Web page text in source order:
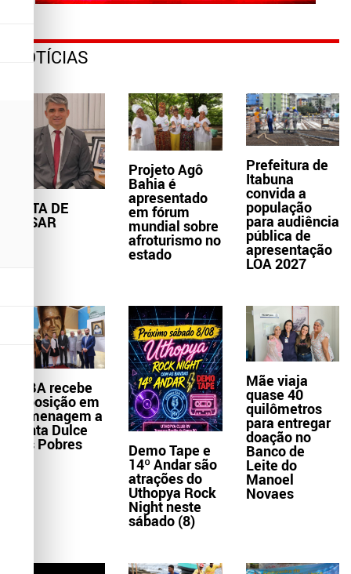
NOTÍCIAS
NOTA DE
PESAR
Projeto Agô
Bahia é
apresentado
em fórum
mundial sobre
afroturismo no
estado
Prefeitura de
Itabuna
convida a
população
para audiência
pública de
apresentação
LOA 2027
TJBA recebe
exposição em
homenagem a
Santa Dulce
dos Pobres Demo Tape e
14º Andar são
atrações do
Uthopya Rock
Night neste
sábado (8)
Mãe viaja
quase 40
quilômetros
para entregar
doação no
Banco de
Leite do
Manoel
Novaes